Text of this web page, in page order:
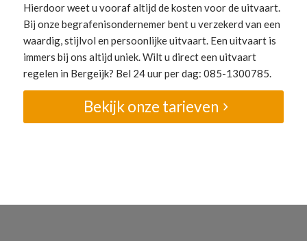
Hierdoor weet u vooraf altijd de kosten voor de uitvaart.
Bij onze begrafenisondernemer bent u verzekerd van een
waardig, stijlvol en persoonlijke uitvaart. Een uitvaart is
immers bij ons altijd uniek. Wilt u direct een uitvaart
regelen in Bergeijk? Bel 24 uur per dag: 085-1300785.
Bekijk onze tarieven